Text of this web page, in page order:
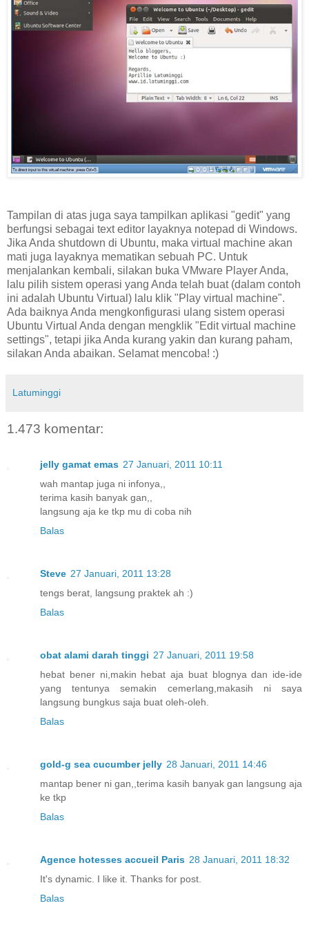
Tampilan di atas juga saya tampilkan aplikasi "gedit" yang
berfungsi sebagai text editor layaknya notepad di Windows.
Jika Anda shutdown di Ubuntu, maka virtual machine akan
mati juga layaknya mematikan sebuah PC. Untuk
menjalankan kembali, silakan buka VMware Player Anda,
lalu pilih sistem operasi yang Anda telah buat (dalam contoh
ini adalah Ubuntu Virtual) lalu klik "Play virtual machine".
Ada baiknya Anda mengkonfigurasi ulang sistem operasi
Ubuntu Virtual Anda dengan mengklik "Edit virtual machine
settings", tetapi jika Anda kurang yakin dan kurang paham,
silakan Anda abaikan. Selamat mencoba! :)
Latuminggi
1.473 komentar:
jelly gamat emas 27 Januari, 2011 10:11
wah mantap juga ni infonya,,
terima kasih banyak gan,,
langsung aja ke tkp mu di coba nih
Balas
Steve 27 Januari, 2011 13:28
tengs berat, langsung praktek ah :)
Balas
obat alami darah tinggi 27 Januari, 2011 19:58
hebat bener ni,makin hebat aja buat blognya dan ide-ide
yang tentunya semakin cemerlang,makasih ni saya
langsung bungkus saja buat oleh-oleh.
Balas
gold-g sea cucumber jelly 28 Januari, 2011 14:46
mantap bener ni gan,,terima kasih banyak gan langsung aja
ke tkp
Balas
Agence hotesses accueil Paris 28 Januari, 2011 18:32
It's dynamic. I like it. Thanks for post.
Balas